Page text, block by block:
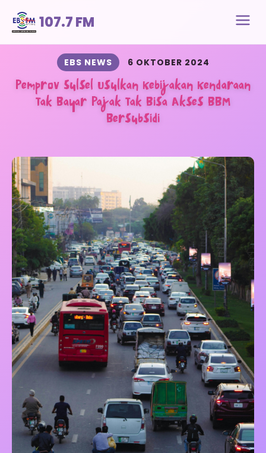
107.7 FM
EBS NEWS 6 OKTOBER 2024
Pemprov Sulsel Usulkan Kebijakan Kendaraan
Tak Bayar Pajak Tak Bisa Akses BBM
Bersubsidi